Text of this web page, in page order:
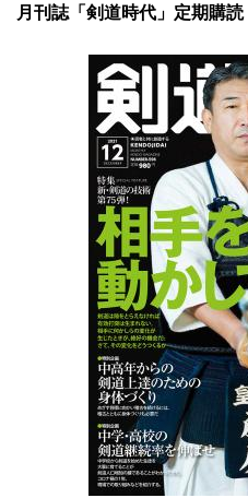
月刊誌「剣道時代」定期購読